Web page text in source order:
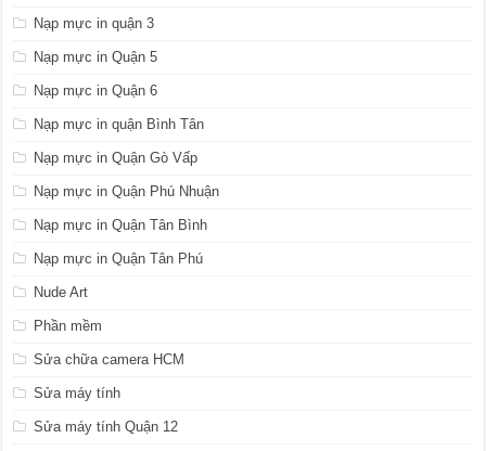
Nạp mực in quận 3
Nạp mực in Quận 5
Nạp mực in Quận 6
Nạp mực in quận Bình Tân
Nạp mực in Quận Gò Vấp
Nạp mực in Quận Phú Nhuận
Nạp mực in Quận Tân Bình
Nạp mực in Quận Tân Phú
Nude Art
Phần mềm
Sửa chữa camera HCM
Sửa máy tính
Sửa máy tính Quận 12